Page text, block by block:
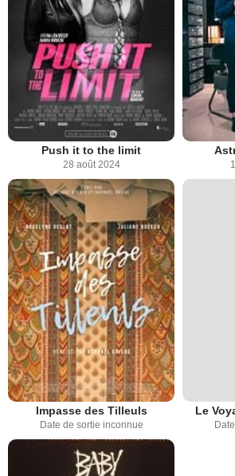
Push it to the limit
28 août 2024
Impasse des Tilleuls
Date de sortie inconnue
Le